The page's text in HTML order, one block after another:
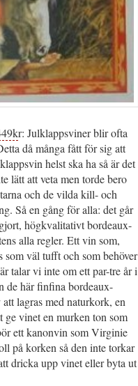
r: Julklappsviner blir ofta
då många fått för sig att
helst ska ha så är det
lätt att veta men torde bero
och de vilda kill- och
Så en gång för alla: det går
högkvalitativt bordeaux-
alla regler. Ett vin som,
väl tufft och som behöver
talar vi inte om ett par-tre år i
de här finfina bordeaux-
lagras med naturkork, en
ge vinet en murken ton som
ett kanonvin som Virginie
på korken så den inte torkar
dricka upp vinet eller byta ut